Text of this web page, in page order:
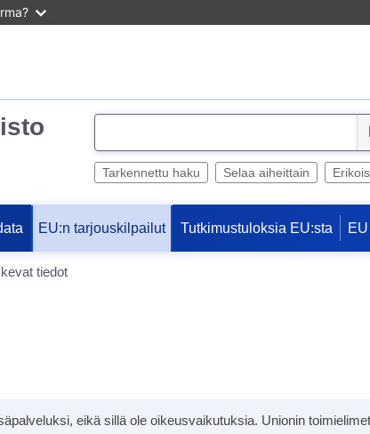
e
Tarkennettu haku Selaa aiheittain
EU:n tarjouskilpailut Tutkimustuloksia EU:sta
tiedot
eikä sillä ole oikeusvaikutuksia. Unionin